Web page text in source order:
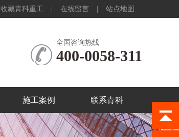
收藏青科重工 在线留言 站点地图
全国咨询热线
400-0058-311
施工案例 联系青科